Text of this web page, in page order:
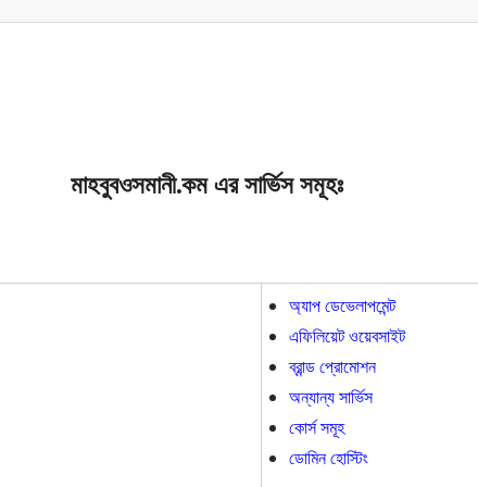
মাহবুবওসমানী.কম এর সার্ভিস সমূহঃ
অ্যাপ ডেভেলাপমেন্ট
এফিলিয়েট ওয়েবসাইট
ব্রান্ড প্রোমোশন
অন্যান্য সার্ভিস
কোর্স সমূহ
ডোমিন হোস্টিং